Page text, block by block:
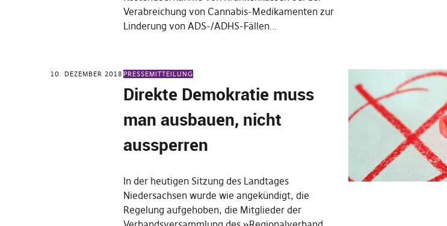
Verabreichung von Cannabis-Medikamenten zur
Linderung von ADS-/ADHS-Fällen…
10. DEZEMBER 2018 PRESSEMITTEILUNG
Direkte Demokratie muss
man ausbauen, nicht
aussperren
In der heutigen Sitzung des Landtages
Niedersachsen wurde wie angekündigt, die
Regelung aufgehoben, die Mitglieder der